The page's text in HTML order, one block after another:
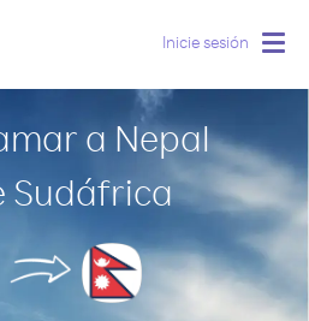
Inicie sesión
a Nepal
Sudáfrica